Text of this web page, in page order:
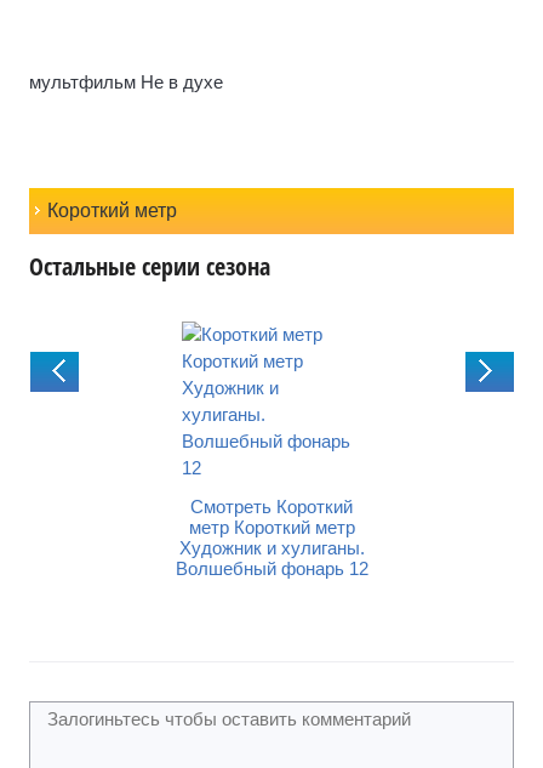
мультфильм Не в духе
Короткий метр
Остальные серии сезона
Смотреть Короткий
метр Короткий метр
Художник и хулиганы.
Волшебный фонарь 12